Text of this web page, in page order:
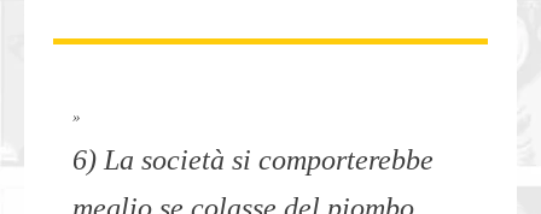
»
6) La società si comporterebbe